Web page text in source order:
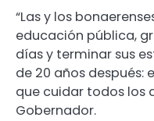
“Las y los
educación pública,
días y terminar sus
de 20 años después:
que cuidar todos los
Gobernador.